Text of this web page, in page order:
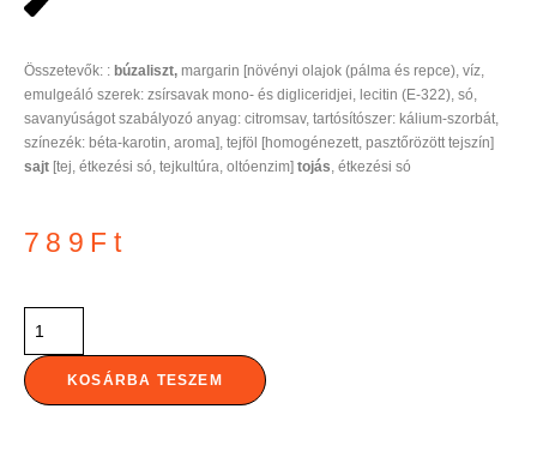
Összetevők: : búzaliszt, margarin [növényi olajok (pálma és repce), víz,
emulgeáló szerek: zsírsavak mono- és digliceridjei, lecitin (E-322), só,
savanyúságot szabályozó anyag: citromsav, tartósítószer: kálium-szorbát,
színezék: béta-karotin, aroma], tejföl [homogénezett, pasztőrözött tejszín]
sajt [tej, étkezési só, tejkultúra, oltóenzim] tojás, étkezési só
789 Ft
KOSÁRBA TESZEM